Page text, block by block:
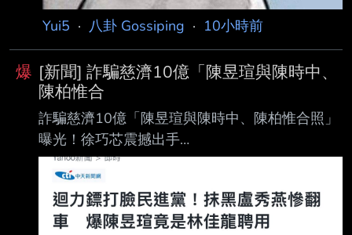
Yui5 · 八卦 Gossiping · 10小時前
爆 [新聞] 詐騙慈濟10億「陳昱瑄與陳時中、
陳柏惟合
詐騙慈濟10億「陳昱瑄與陳時中、陳柏惟合照」
曝光！徐巧芯震撼出手
https://ctinews.com/news/items/8knJwlr4Wo 中
天新聞 2026/08/07 18:25 記者李奕緯 律師陳昱
瑄疫情期間誆稱有管道購買BNT疫苗詐騙慈濟
10.6億元遭起訴，時任中央防疫指 揮官、政委陳